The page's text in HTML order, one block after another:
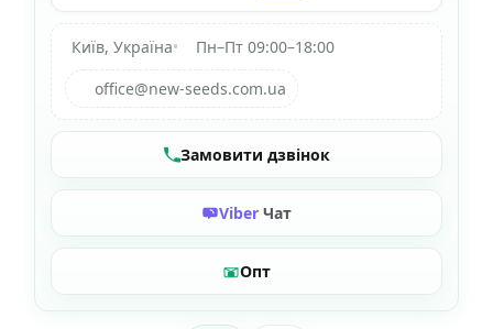
Київ, Україна•
Пн–Пт 09:00–18:00
office@new-seeds.com.ua
Замовити дзвінок
Viber Чат
Опт